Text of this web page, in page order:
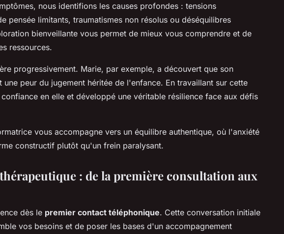
nous identifions les causes profondes : tensions
pensée limitants, traumatismes non résolus ou déséquilibres
bienveillante vous permet de mieux vous comprendre et de
ressources.
progressivement. Marie, par exemple, a découvert que son
une peur du jugement héritée de l'enfance. En travaillant sur cette
en elle et développé une véritable résilience face aux défis
vous accompagne vers un équilibre authentique, où l'anxiété
constructif plutôt qu'un frein paralysant.
: de la première consultation aux
dès le premier contact téléphonique. Cette conversation initiale
vos besoins et de poser les bases d'un accompagnement